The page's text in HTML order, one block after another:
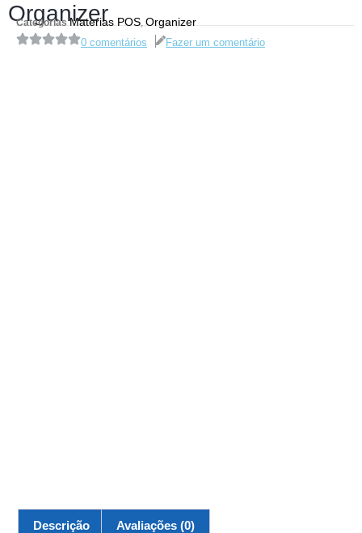
Organizer
Categorias Materias POS,Organizer
0 comentários Fazer um comentário
Descrição Avaliações (0)